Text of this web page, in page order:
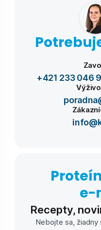
+421 233 046
e-⁠
Recepty,
Nebojte sa, žiadny